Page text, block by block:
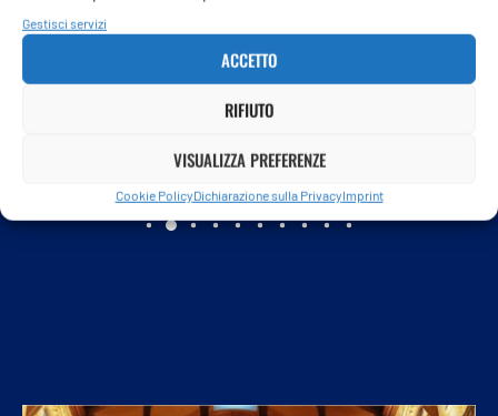
Gestisci servizi
ACCETTO
RIFIUTO
VISUALIZZA PREFERENZE
Cookie PolicyDichiarazione sulla PrivacyImprint
“Voglio giocare con le donne nella WNba”, l’annuncio...